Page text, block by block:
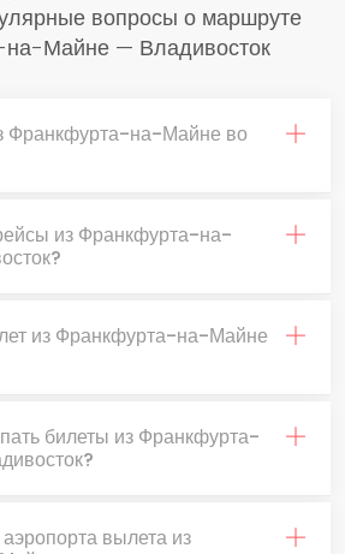
вопросы о маршруте
Майне — Владивосток
Франкфурта-на-Майне во
из Франкфурта-на-
из Франкфурта-на-Майне
билеты из Франкфурта-
вылета из